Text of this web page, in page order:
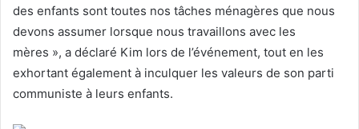
des enfants sont toutes nos tâches ménagères que nous
devons assumer lorsque nous travaillons avec les
mères », a déclaré Kim lors de l’événement, tout en les
exhortant également à inculquer les valeurs de son parti
communiste à leurs enfants.